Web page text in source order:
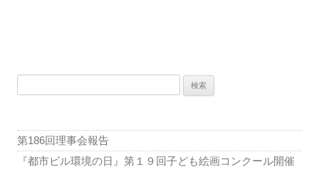
ゲ
ー
第186回理事会報告
『都市ビル環境の日』第１９回子ども絵画コンクール開催